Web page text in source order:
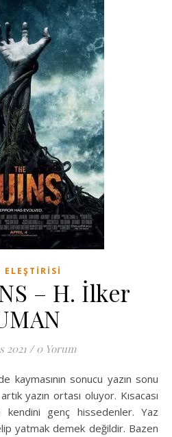
ELEŞTIRISI
– H. İlker
2021 / 0 Yorum
yazın ortası oluyor. Kısacası
genç hissedenler. Yaz
yatmak demek değildir. Bazen